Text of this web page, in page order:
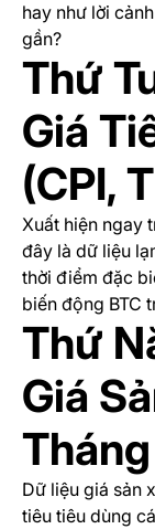
hay như lời
gần?
Thứ
Giá
(CPI,
Xuất hiện ngay
đây là dữ liệu
thời điểm đặc
biến động BTC
Thứ
Giá
Dữ liệu giá sản
tiêu tiêu dùng